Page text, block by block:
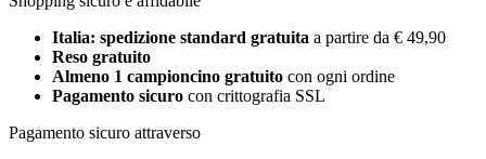
Italia: spedizione standard gratuita a partire da € 49,90
Reso gratuito
Almeno 1 campioncino gratuito con ogni ordine
Pagamento sicuro con crittografia SSL
Pagamento sicuro attraverso